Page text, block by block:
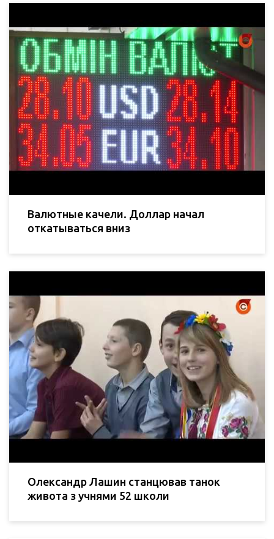
Валютные качели. Доллар начал
откатываться вниз
Олександр Лашин станцював танок
живота з учнями 52 школи